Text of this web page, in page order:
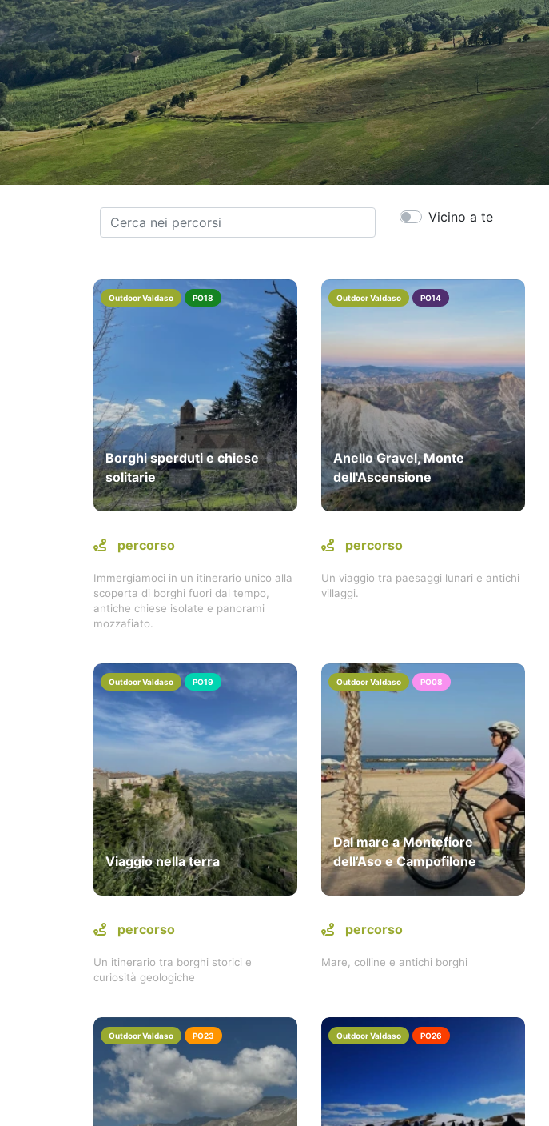
Vicino a te
Outdoor Valdaso PO18
Borghi sperduti e chiese
solitarie
percorso
Immergiamoci in un itinerario unico alla
scoperta di borghi fuori dal tempo,
antiche chiese isolate e panorami
mozzafiato.
Outdoor Valdaso PO14
Anello Gravel, Monte
dell'Ascensione
percorso
Un viaggio tra paesaggi lunari e antichi
villaggi.
Outdoor Valdaso PO19
Viaggio nella terra
percorso
Un itinerario tra borghi storici e
curiosità geologiche
Outdoor Valdaso PO08
Dal mare a Montefiore
dell’Aso e Campofilone
percorso
Mare, colline e antichi borghi
Outdoor Valdaso PO23 Outdoor Valdaso PO26